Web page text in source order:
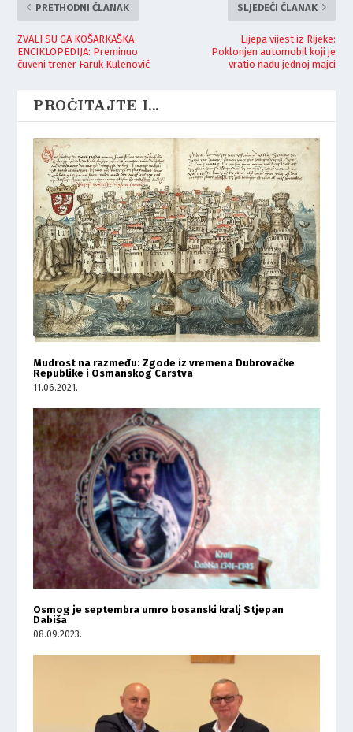
PRETHODNI ČLANAK
ZVALI SU GA KOŠARKAŠKA
ENCIKLOPEDIJA: Preminuo
čuveni trener Faruk Kulenović
SLJEDEĆI ČLANAK
Lijepa vijest iz Rijeke:
Poklonjen automobil koji je
vratio nadu jednoj majci
PROČITAJTE I...
Mudrost na razmeđu: Zgode iz vremena Dubrovačke
Republike i Osmanskog Carstva
11.06.2021.
Osmog je septembra umro bosanski kralj Stjepan
Dabiša
08.09.2023.